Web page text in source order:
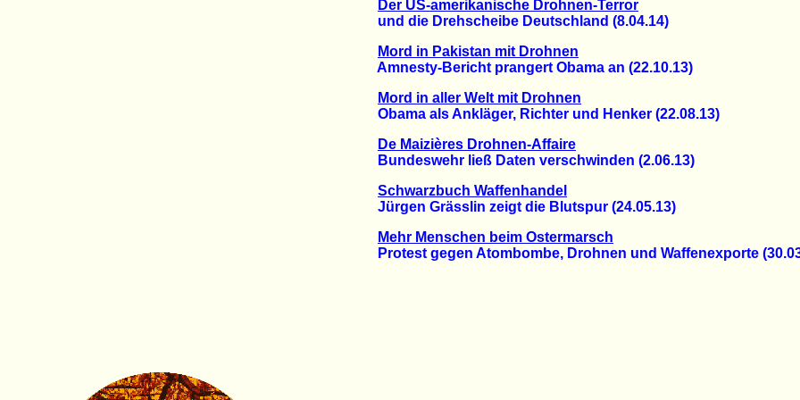
Der US-amerikanische Drohnen-Terror
und die Drehscheibe Deutschland (8.04.14)
Mord in Pakistan mit Drohnen
Amnesty-Bericht prangert Obama an (22.10.13)
Mord in aller Welt mit Drohnen
Obama als Ankläger, Richter und Henker (22.08.13)
De Maizières Drohnen-Affaire
Bundeswehr ließ Daten verschwinden (2.06.13)
Schwarzbuch Waffenhandel
Jürgen Grässlin zeigt die Blutspur (24.05.13)
Mehr Menschen beim Ostermarsch
Protest gegen Atombombe, Drohnen und Waffenexporte